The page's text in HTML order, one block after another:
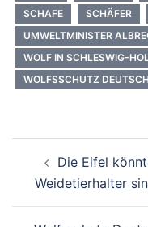
SCHAFE
SCHÄFER
UMWELTMINISTER
WOLF IN SCHLESWIG-
WOLFSSCHUTZ
Die Eifel
Weidetierhalter